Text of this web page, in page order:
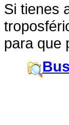
Si tienes
para que